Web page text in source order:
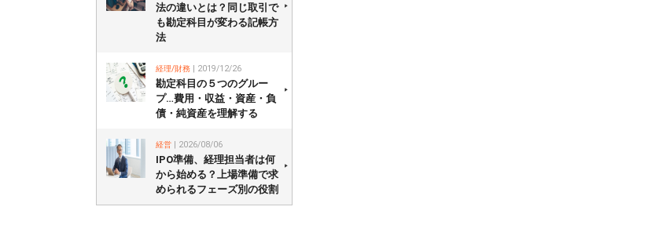
法の違いとは？同じ取引で
も勘定科目が変わる記帳方
法
経理/財務 | 2019/12/26
勘定科目の５つのグルー
プ…費用・収益・資産・負
債・純資産を理解する
経営 | 2026/08/06
IPO準備、経理担当者は何
から始める？上場準備で求
められるフェーズ別の役割